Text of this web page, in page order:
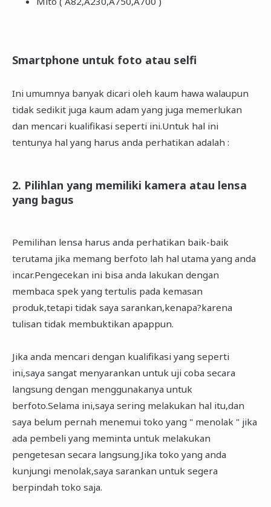
Smartphone untuk foto atau selfi
Ini umumnya banyak dicari oleh kaum hawa walaupun
tidak sedikit juga kaum adam yang juga memerlukan
dan mencari kualifikasi seperti ini.Untuk hal ini
tentunya hal yang harus anda perhatikan adalah :
2. Pilihlan yang memiliki kamera atau lensa
yang bagus
Pemilihan lensa harus anda perhatikan baik-baik
terutama jika memang berfoto lah hal utama yang anda
incar.Pengecekan ini bisa anda lakukan dengan
membaca spek yang tertulis pada kemasan
produk,tetapi tidak saya sarankan,kenapa?karena
tulisan tidak membuktikan apappun.
Jika anda mencari dengan kualifikasi yang seperti
ini,saya sangat menyarankan untuk uji coba secara
langsung dengan menggunakanya untuk
berfoto.Selama ini,saya sering melakukan hal itu,dan
saya belum pernah menemui toko yang " menolak " jika
ada pembeli yang meminta untuk melakukan
pengetesan secara langsung.Jika toko yang anda
kunjungi menolak,saya sarankan untuk segera
berpindah toko saja.